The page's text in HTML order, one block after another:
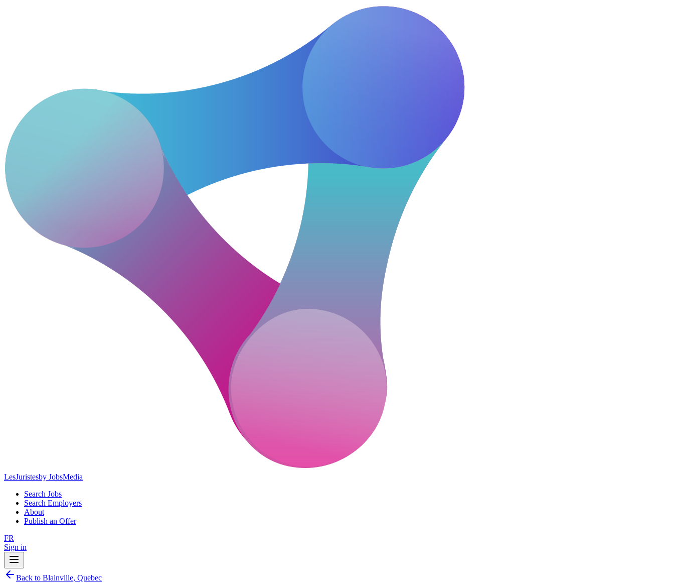
LesJuristesby JobsMedia
Search Jobs
Search Employers
About
Publish an Offer
FR
Sign in
Back to Blainville, Quebec